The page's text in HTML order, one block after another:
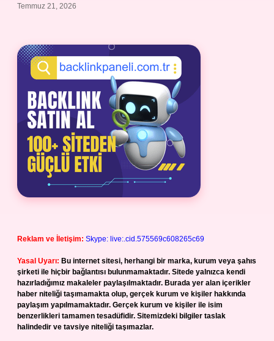
Temmuz 21, 2026
Reklam ve İletişim: Skype: live:.cid.575569c608265c69
Yasal Uyarı: Bu internet sitesi, herhangi bir marka, kurum veya şahıs
şirketi ile hiçbir bağlantısı bulunmamaktadır. Sitede yalnızca kendi
hazırladığımız makaleler paylaşılmaktadır. Burada yer alan içerikler
haber niteliği taşımamakta olup, gerçek kurum ve kişiler hakkında
paylaşım yapılmamaktadır. Gerçek kurum ve kişiler ile isim
benzerlikleri tamamen tesadüfidir. Sitemizdeki bilgiler taslak
halindedir ve tavsiye niteliği taşımazlar.